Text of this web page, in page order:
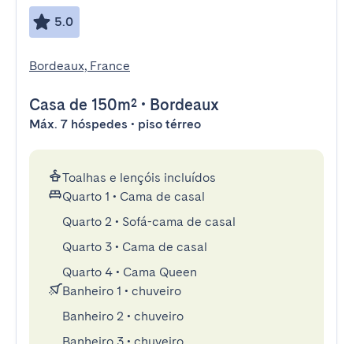
5.0
Bordeaux, France
Casa de 150m² • Bordeaux
Máx. 7 hóspedes • piso térreo
Toalhas e lençóis incluídos
Quarto 1 • Cama de casal
Quarto 2 • Sofá-cama de casal
Quarto 3 • Cama de casal
Quarto 4 • Cama Queen
Banheiro 1 • chuveiro
Banheiro 2 • chuveiro